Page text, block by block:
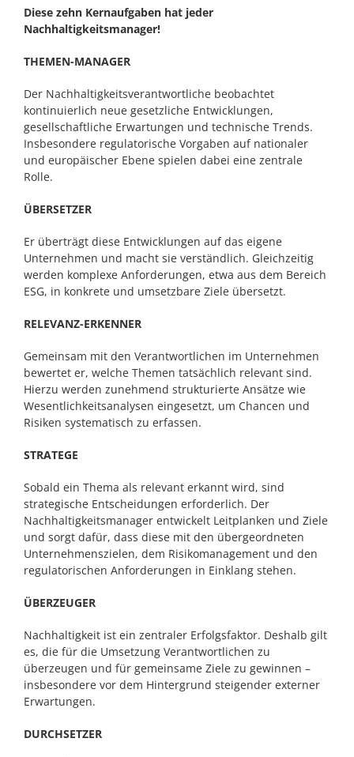
Diese zehn Kernaufgaben hat jeder
Nachhaltigkeitsmanager!
THEMEN-MANAGER
Der Nachhaltigkeitsverantwortliche beobachtet
kontinuierlich neue gesetzliche Entwicklungen,
gesellschaftliche Erwartungen und technische Trends.
Insbesondere regulatorische Vorgaben auf nationaler
und europäischer Ebene spielen dabei eine zentrale
Rolle.
ÜBERSETZER
Er überträgt diese Entwicklungen auf das eigene
Unternehmen und macht sie verständlich. Gleichzeitig
werden komplexe Anforderungen, etwa aus dem Bereich
ESG, in konkrete und umsetzbare Ziele übersetzt.
RELEVANZ-ERKENNER
Gemeinsam mit den Verantwortlichen im Unternehmen
bewertet er, welche Themen tatsächlich relevant sind.
Hierzu werden zunehmend strukturierte Ansätze wie
Wesentlichkeitsanalysen eingesetzt, um Chancen und
Risiken systematisch zu erfassen.
STRATEGE
Sobald ein Thema als relevant erkannt wird, sind
strategische Entscheidungen erforderlich. Der
Nachhaltigkeitsmanager entwickelt Leitplanken und Ziele
und sorgt dafür, dass diese mit den übergeordneten
Unternehmenszielen, dem Risikomanagement und den
regulatorischen Anforderungen in Einklang stehen.
ÜBERZEUGER
Nachhaltigkeit ist ein zentraler Erfolgsfaktor. Deshalb gilt
es, die für die Umsetzung Verantwortlichen zu
überzeugen und für gemeinsame Ziele zu gewinnen –
insbesondere vor dem Hintergrund steigender externer
Erwartungen.
DURCHSETZER